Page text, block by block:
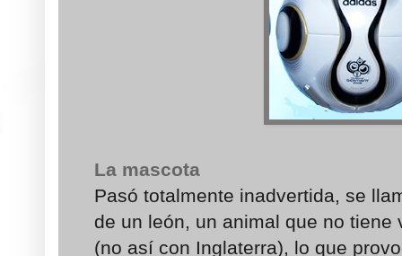
La mascota
Pasó totalmente inadvertida, se
de un león, un animal que no tiene
(no así con Inglaterra), lo que